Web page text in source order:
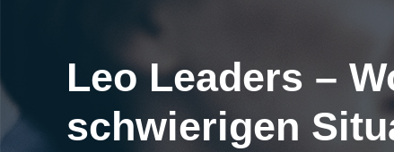
Leo Leaders –
schwierigen